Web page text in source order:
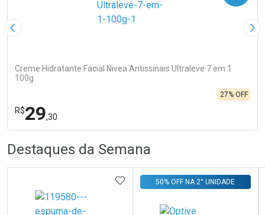
Imagem Anterior
Creme Hidratante Facial Nivea Antissinais Ultraleve 7 em 1
100g
R$29,30
27% OFF
Laboratório
Por Menos
Destaques da Semana
ADICIONAR AOS FAVORITOS
50% OFF NA 2° UNIDADE